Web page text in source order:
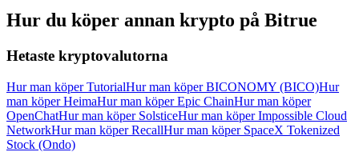
Hur du köper annan krypto på Bitrue
Hetaste kryptovalutorna
Hur man köper TutorialHur man köper BICONOMY (BICO)Hur
man köper HeimaHur man köper Epic ChainHur man köper
OpenChatHur man köper SolsticeHur man köper Impossible Cloud
NetworkHur man köper RecallHur man köper SpaceX Tokenized
Stock (Ondo)